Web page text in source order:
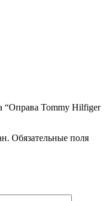
“Оправа Tommy Hilfiger
Обязательные поля